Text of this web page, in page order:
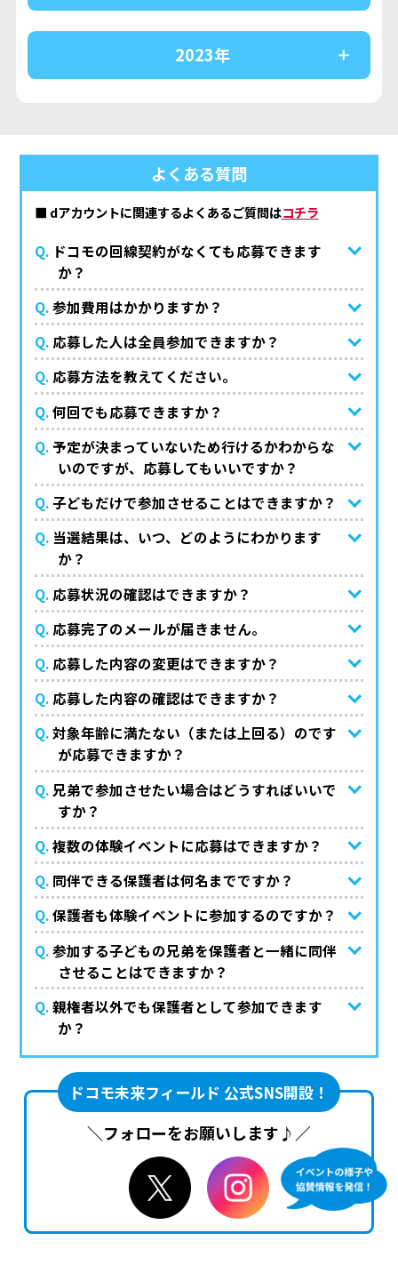
2023年
よくある質問
■ dアカウントに関連するよくあるご質問はコチラ
Q. ドコモの回線契約がなくても応募できます
か？
Q.参加費用はかかりますか？
Q. 応募した人は全員参加できますか？
Q. 応募方法を教えてください。
Q.何回でも応募できますか？
Q.予定が決まっていないため行けるかわからな
いのですが、応募してもいいですか？
Q.子どもだけで参加させることはできますか？
Q. 当選結果は、いつ、どのようにわかります
か？
Q. 応募状況の確認はできますか？
Q. 応募完了のメールが届きません。
Q. 応募した内容の変更はできますか？
Q. 応募した内容の確認はできますか？
Q.対象年齢に満たない（または上回る）のです
が応募できますか？
Q. 兄弟で参加させたい場合はどうすればいいで
すか？
Q.複数の体験イベントに応募はできますか？
Q. 同伴できる保護者は何名までですか？
Q.保護者も体験イベントに参加するのですか？
Q.参加する子どもの兄弟を保護者と一緒に同伴
させることはできますか？
Q.親権者以外でも保護者として参加できます
か？
ドコモ未来フィールド 公式SNS開設！
＼フォローをお願いします♪／